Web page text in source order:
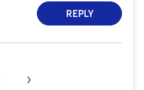
REPLY